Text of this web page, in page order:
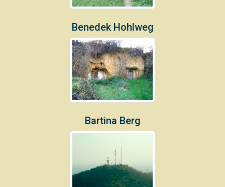
Benedek Hohlweg
Bartina Berg